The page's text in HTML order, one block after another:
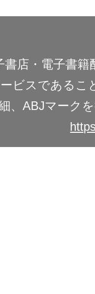
店・電子書
ビスであるこ
、ABJマーク